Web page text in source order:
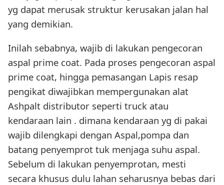
yg dapat merusak struktur kerusakan jalan hal
yang demikian.
Inilah sebabnya, wajib di lakukan pengecoran
aspal prime coat. Pada proses pengecoran aspal
prime coat, hingga pemasangan Lapis resap
pengikat diwajibkan mempergunakan alat
Ashpalt distributor seperti truck atau
kendaraan lain . dimana kendaraan yg di pakai
wajib dilengkapi dengan Aspal,pompa dan
batang penyemprot tuk menjaga suhu aspal.
Sebelum di lakukan penyemprotan, mesti
secara khusus dulu lahan seharusnya bebas dari